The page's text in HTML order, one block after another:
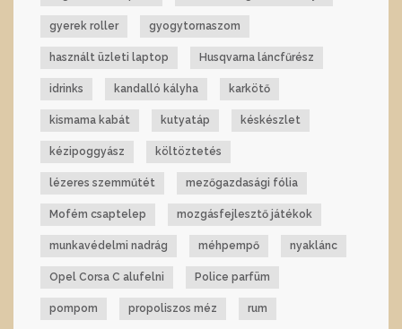
gyerek roller gyogytornaszom
használt üzleti laptop Husqvarna láncfűrész
idrinks kandalló kályha karkötő
kismama kabát kutyatáp késkészlet
kézipoggyász költöztetés
lézeres szemműtét mezőgazdasági fólia
Mofém csaptelep mozgásfejlesztő játékok
munkavédelmi nadrág méhpempő nyaklánc
Opel Corsa C alufelni Police parfüm
pompom propoliszos méz rum